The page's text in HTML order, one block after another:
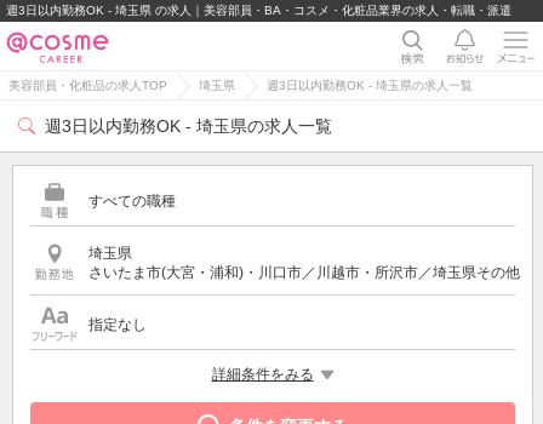
週3日以内勤務OK - 埼玉県 の求人｜美容部員・BA・コスメ・化粧品業界の求人・転職・派遣
美容部員・化粧品の求人TOP 埼玉県 週3日以内勤務OK - 埼玉県の求人一覧
週3日以内勤務OK - 埼玉県の求人一覧
すべての職種
埼玉県
さいたま市(大宮・浦和)・川口市／川越市・所沢市／埼玉県その他
指定なし
詳細条件をみる